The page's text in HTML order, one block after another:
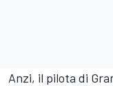
Anzi, il pilota di